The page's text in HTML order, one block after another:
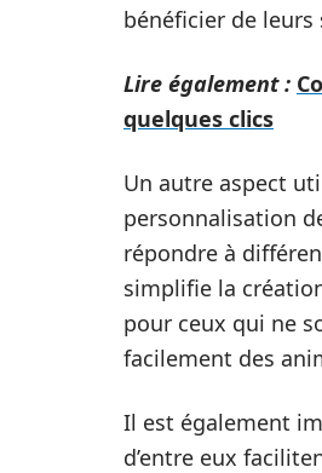
bénéficier de leurs
Lire également :
quelques clics
Un autre aspect
personnalisation
répondre à
simplifie la
pour ceux qui ne
facilement des
Il est également
d’entre eux